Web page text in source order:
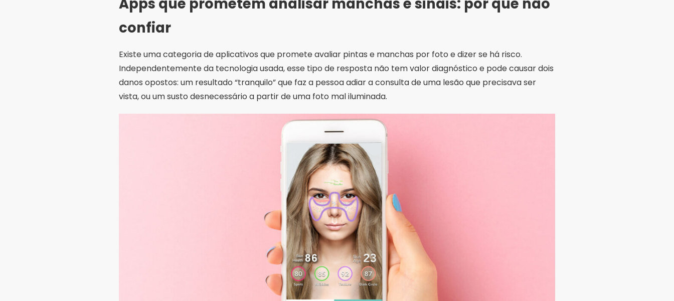
Telas assim, que devolvem uma “nota” para a pele a partir de uma selfie, são estimativa de aparência — não
avaliação clínica. Mancha ou pinta que mudou é consulta, não pontuação de aplicativo.
A avaliação de uma lesão de pele depende de exame presencial, muitas vezes com dermatoscópio, do
histórico da pessoa e, quando indicado, de biópsia. Câmera de celular não enxerga profundidade, estrutura